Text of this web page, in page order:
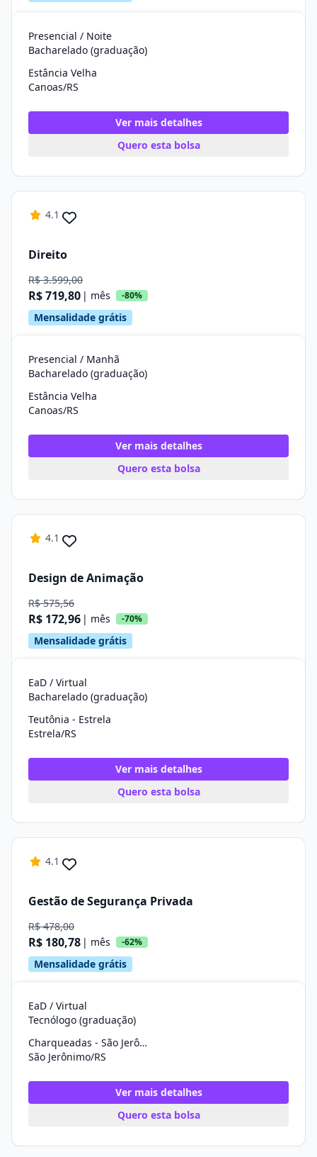
Presencial / Noite
Bacharelado (graduação)
Estância Velha
Canoas/RS
Ver mais detalhes
Quero esta bolsa
4.1
Direito
R$ 3.599,00
R$ 719,80 | mês -80%
Mensalidade grátis
Presencial / Manhã
Bacharelado (graduação)
Estância Velha
Canoas/RS
Ver mais detalhes
Quero esta bolsa
4.1
Design de Animação
R$ 575,56
R$ 172,96 | mês -70%
Mensalidade grátis
EaD / Virtual
Bacharelado (graduação)
Teutônia - Estrela
Estrela/RS
Ver mais detalhes
Quero esta bolsa
4.1
Gestão de Segurança Privada
R$ 478,00
R$ 180,78 | mês -62%
Mensalidade grátis
EaD / Virtual
Tecnólogo (graduação)
Charqueadas - São Jerônimo
São Jerônimo/RS
Ver mais detalhes
Quero esta bolsa